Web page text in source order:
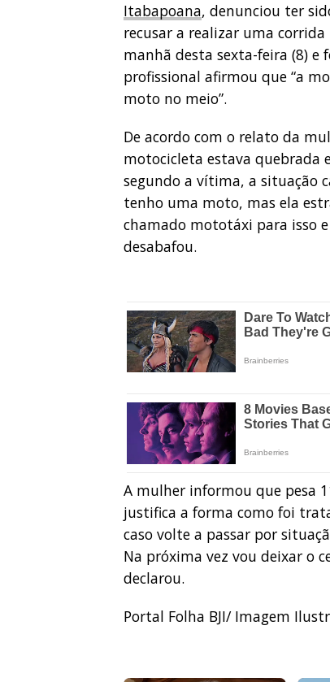
Itabapoana, denunciou ter
recusar a realizar uma corrida
manhã desta sexta-feira (8) e
profissional afirmou que “a
moto no meio”.
De acordo com o relato da
motocicleta estava quebrada
segundo a vítima, a situação
tenho uma moto, mas ela
chamado mototáxi para isso
desabafou.
A mulher informou que pesa
justifica a forma como foi
caso volte a passar por
Na próxima vez vou deixar o
declarou.
Portal Folha BJI/ Imagem